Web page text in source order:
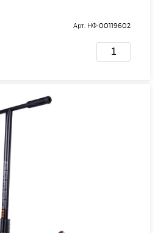
Арт. НФ-00119602